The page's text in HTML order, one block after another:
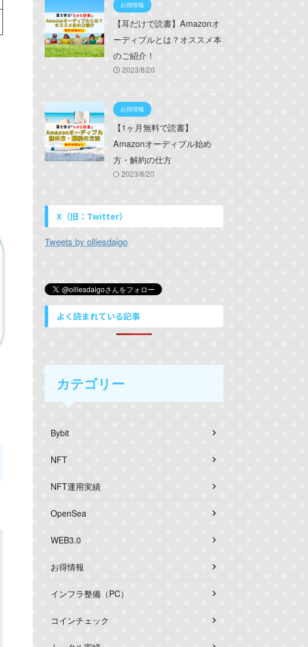
お得情報
【耳だけで読書】Amazonオ
ーディブルとは？オススメ本
のご紹介！
2023/8/20
お得情報
【1ヶ月無料で読書】
Amazonオーディブル始め
方・解約の仕方
2023/8/20
X（旧：Twitter）
Tweets by olliesdaigo
よく読まれている記事
カテゴリー
Bybit
NFT
NFT運用実績
OpenSea
WEB3.0
お得情報
インフラ整備（PC）
コインチェック